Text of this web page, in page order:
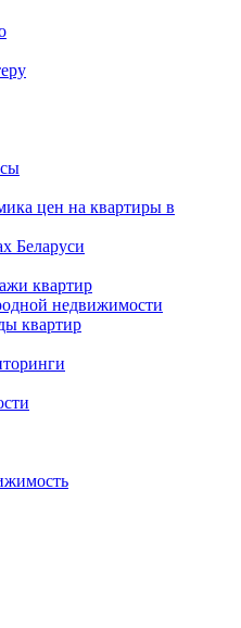
цен на квартиры в
Беларуси
квартир
недвижимости
квартир